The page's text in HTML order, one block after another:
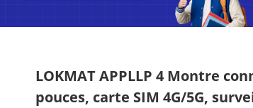
LOKMAT APPLLP 4 Montre
pouces, carte SIM 4G/5G,